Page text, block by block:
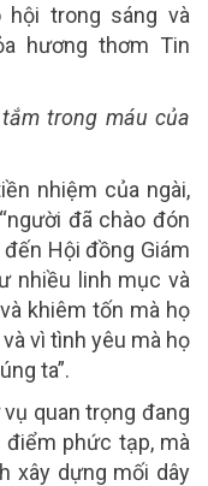
trong sáng và
hương thơm Tin
trong máu của
nhiệm của ngài,
đã chào đón
Hội đồng Giám
nhiều linh mục và
khiêm tốn mà họ
vì tình yêu mà họ
ta”.
quan trọng đang
phức tạp, mà
xây dựng mối dây